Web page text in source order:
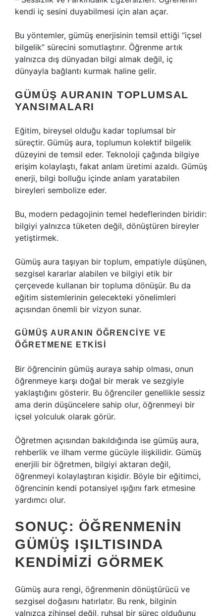
kendi iç sesini duyabilmesi için alan açar.
Bu yöntemler, gümüş enerjisinin temsil ettiği “içsel
bilgelik” sürecini somutlaştırır. Öğrenme artık
yalnızca dış dünyadan bilgi almak değil, iç
dünyayla bağlantı kurmak haline gelir.
GÜMÜŞ AURANIN TOPLUMSAL
YANSIMALARI
Eğitim, bireysel olduğu kadar toplumsal bir
süreçtir. Gümüş aura, toplumun kolektif bilgelik
düzeyini de temsil eder. Teknoloji çağında bilgiye
erişim kolaylaştı, fakat anlam üretimi azaldı. Gümüş
enerji, bilgi bolluğu içinde anlam yaratabilen
bireyleri sembolize eder.
Bu, modern pedagojinin temel hedeflerinden biridir:
bilgiyi yalnızca tüketen değil, dönüştüren bireyler
yetiştirmek.
Gümüş aura taşıyan bir toplum, empatiyle düşünen,
sezgisel kararlar alabilen ve bilgiyi etik bir
çerçevede kullanan bir topluma dönüşür. Bu da
eğitim sistemlerinin gelecekteki yönelimleri
açısından önemli bir vizyon sunar.
GÜMÜŞ AURANIN ÖĞRENCIYE VE
ÖĞRETMENE ETKISI
Bir öğrencinin gümüş auraya sahip olması, onun
öğrenmeye karşı doğal bir merak ve sezgiyle
yaklaştığını gösterir. Bu öğrenciler genellikle sessiz
ama derin düşüncelere sahip olur, öğrenmeyi bir
içsel yolculuk olarak görür.
Öğretmen açısından bakıldığında ise gümüş aura,
rehberlik ve ilham verme gücüyle ilişkilidir. Gümüş
enerjili bir öğretmen, bilgiyi aktaran değil,
öğrenmeyi kolaylaştıran kişidir. Böyle bir eğitimci,
öğrencinin kendi potansiyel ışığını fark etmesine
yardımcı olur.
SONUÇ: ÖĞRENMENIN
GÜMÜŞ IŞILTISINDA
KENDIMIZI GÖRMEK
Gümüş aura rengi, öğrenmenin dönüştürücü ve
sezgisel doğasını hatırlatır. Bu renk, bilginin
yalnızca zihinsel değil, ruhsal bir süreç olduğunu